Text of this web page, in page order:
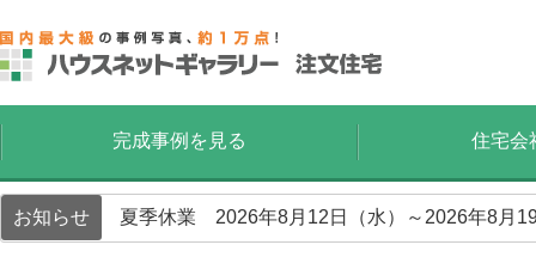
完成事例を見る 住宅会
お知らせ 夏季休業 2026年8月12日（水）～2026年8月